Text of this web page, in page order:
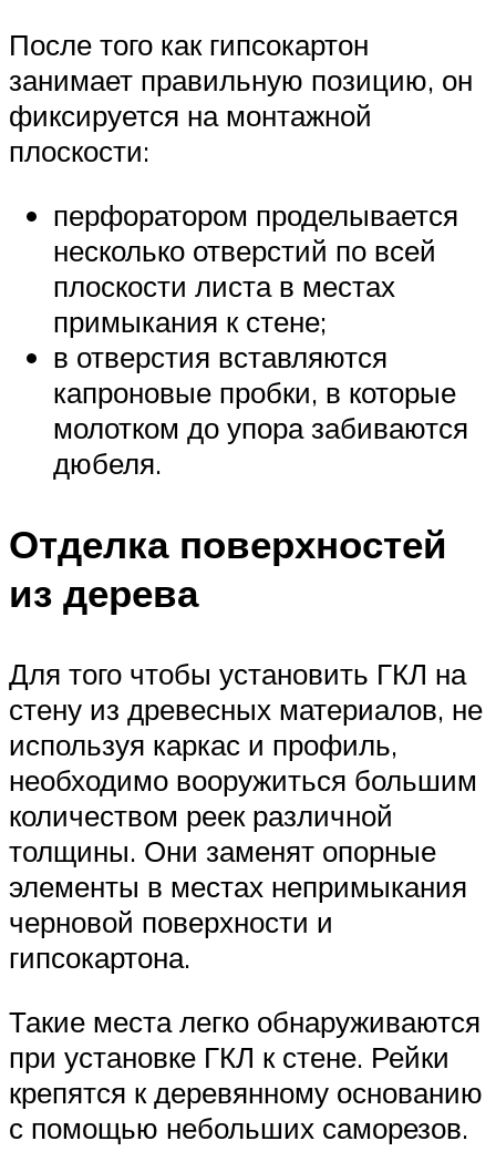
После того как гипсокартон
занимает правильную позицию, он
фиксируется на монтажной
плоскости:
перфоратором проделывается
несколько отверстий по всей
плоскости листа в местах
примыкания к стене;
в отверстия вставляются
капроновые пробки, в которые
молотком до упора забиваются
дюбеля.
Отделка поверхностей
из дерева
Для того чтобы установить ГКЛ на
стену из древесных материалов, не
используя каркас и профиль,
необходимо вооружиться большим
количеством реек различной
толщины. Они заменят опорные
элементы в местах непримыкания
черновой поверхности и
гипсокартона.
Такие места легко обнаруживаются
при установке ГКЛ к стене. Рейки
крепятся к деревянному основанию
с помощью небольших саморезов.